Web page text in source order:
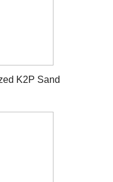
K2P Sand